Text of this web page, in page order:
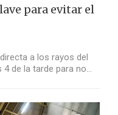
para evitar el
a los rayos del
4 de la tarde para no…